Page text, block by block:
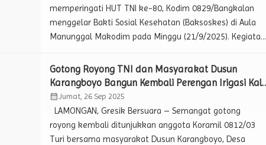
memperingati HUT TNI ke-80, Kodim 0829/Bangkalan
menggelar Bakti Sosial Kesehatan (Baksoskes) di Aula
Manunggal Makodim pada Minggu (21/9/2025). Kegiatan
dan donor darah yang diikuti oleh personel TNI, ASN
Kodim Bangkalan, Persit, serta masyarakat sekitar. Acara
tersebut mendapat sambutan antusias dari peserta. Tim
medis yang bekerja sama […]
Gotong Royong TNI dan Masyarakat Dusun
Karangboyo Bangun Kembali Perengan Irigasi Kali
Kruwul yang Tergerus Alam.
calendar_monthJumat, 26 Sep 2025
LAMONGAN, Gresik Bersuara – Semangat gotong
royong kembali ditunjukkan anggota Koramil 0812/03
Turi bersama masyarakat Dusun Karangboyo, Desa